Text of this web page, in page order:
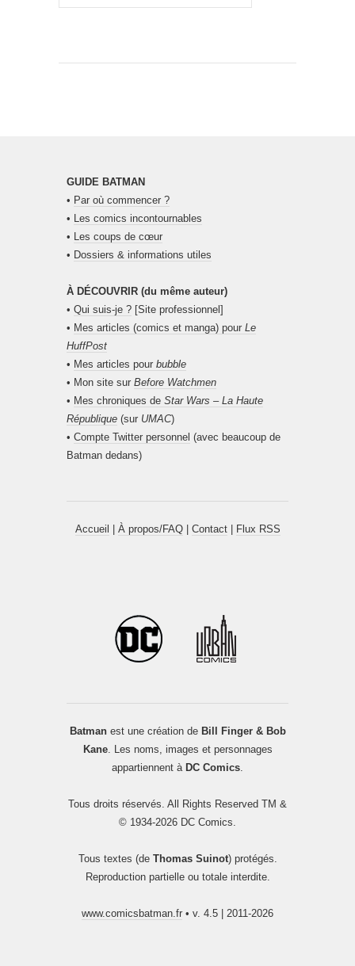
GUIDE BATMAN
• Par où commencer ?
• Les comics incontournables
• Les coups de cœur
• Dossiers & informations utiles
À DÉCOUVRIR (du même auteur)
• Qui suis-je ? [Site professionnel]
• Mes articles (comics et manga) pour Le
HuffPost
• Mes articles pour bubble
• Mon site sur Before Watchmen
• Mes chroniques de Star Wars – La Haute
République (sur UMAC)
• Compte Twitter personnel (avec beaucoup de
Batman dedans)
Accueil À propos/FAQ| Contact| Flux RSS
Batmanest une création de Bill Finger & Bob
Kane. Les noms, images et personnages
appartiennent à DC Comics.
Tous droits réservés. All Rights Reserved TM &
© 1934-2026 DC Comics.
Tous textes (de Thomas Suinot) protégés.
Reproduction partielle ou totale interdite.
www.comicsbatman.fr • v. 4.5 | 2011-2026